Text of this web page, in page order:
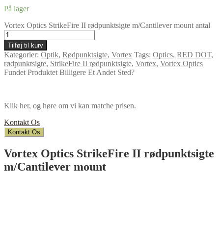
På lager
Vortex Optics StrikeFire II rødpunktsigte m/Cantilever mount antal
Tilføj til kurv
Kategorier: Optik, Rødpunktsigte, Vortex Tags: Optics, RED DOT,
rødpunktsigte, StrikeFire II rødpunktsigte, Vortex, Vortex Optics
Fundet Produktet Billigere Et Andet Sted?
Klik her, og høre om vi kan matche prisen.
Kontakt Os
Kontakt Os
Vortex Optics StrikeFire II rødpunktsigte
m/Cantilever mount